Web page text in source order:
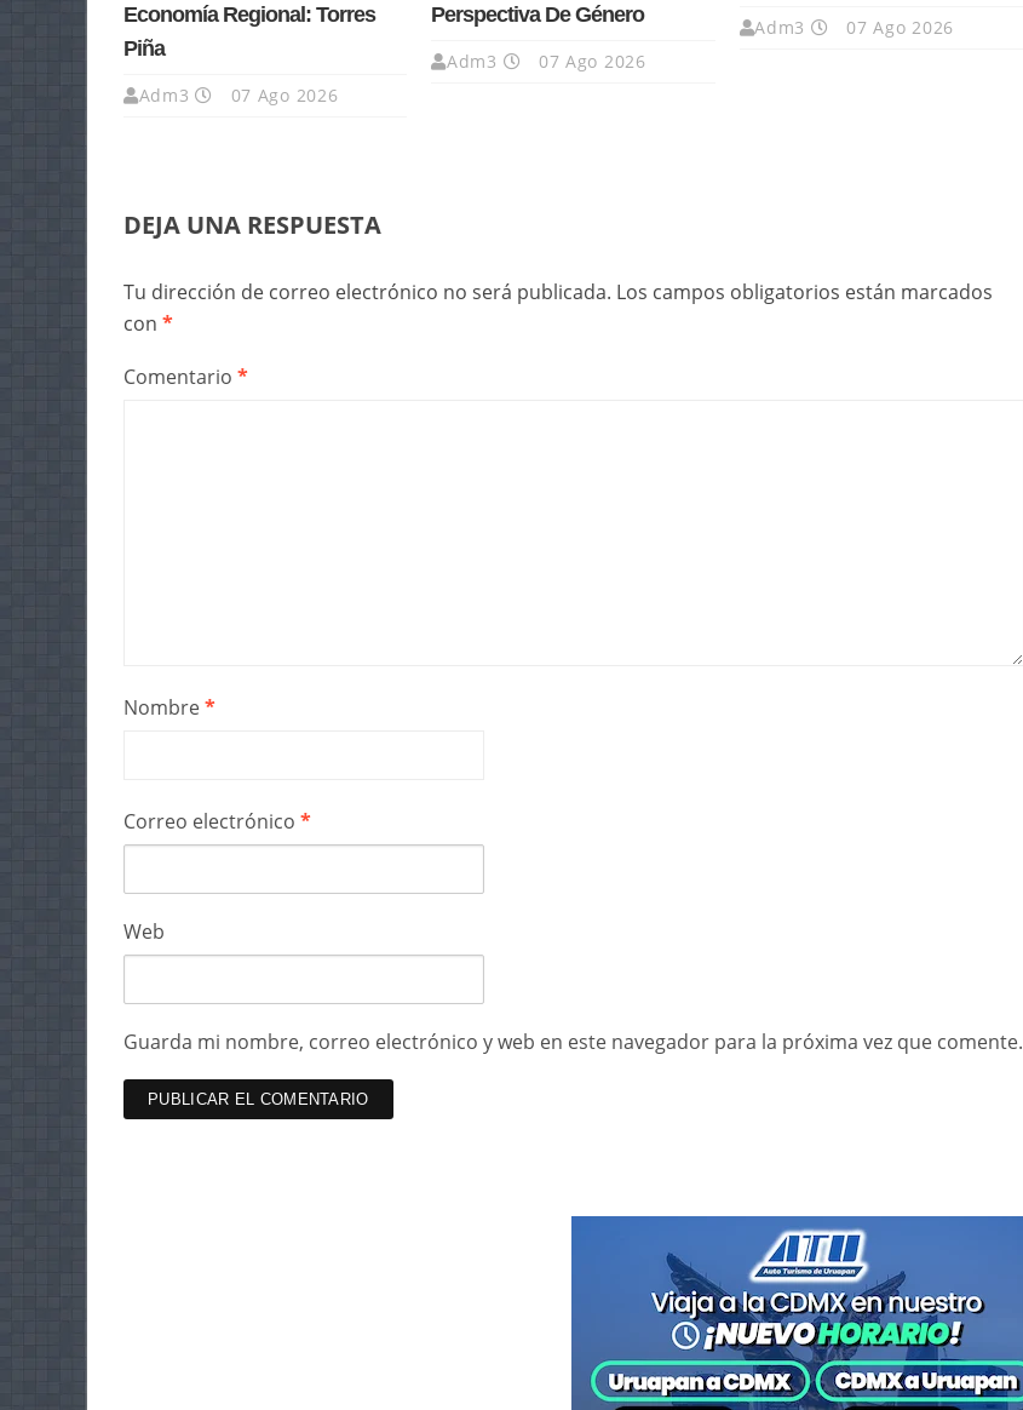
Economía Regional: Torres
Piña
Adm3 07 Ago 2026
Perspectiva De Género
Adm3 07 Ago 2026
Adm3 07 Ago 2026
DEJA UNA RESPUESTA
Tu dirección de correo electrónico no será publicada. Los campos obligatorios están marcados
con *
Comentario *
Nombre*
Correo electrónico *
Web
Guarda mi nombre, correo electrónico y web en este navegador para la próxima vez que comente.